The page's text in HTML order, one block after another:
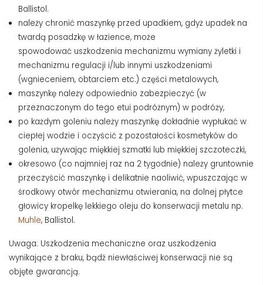
Ballistol.
należy chronić maszynkę przed upadkiem, gdyż upadek na
twardą posadzkę w łazience, może
spowodować uszkodzenia mechanizmu wymiany żyletki i
mechanizmu regulacji i/lub innymi uszkodzeniami
(wgnieceniem, obtarciem etc.) części metalowych,
maszynkę należy odpowiednio zabezpieczyć (w
przeznaczonym do tego etui podróżnym) w podróży,
po każdym goleniu należy maszynkę dokładnie wypłukać w
ciepłej wodzie i oczyścić z pozostałości kosmetyków do
golenia, używając miękkiej szmatki lub miękkiej szczoteczki,
okresowo (co najmniej raz na 2 tygodnie) należy gruntownie
przeczyścić maszynkę i delikatnie naoliwić, wpuszczając w
środkowy otwór mechanizmu otwierania, na dolnej płytce
głowicy kropelkę lekkiego oleju do konserwacji metalu np.
Muhle, Ballistol.
Uwaga: Uszkodzenia mechaniczne oraz uszkodzenia
wynikające z braku, bądź niewłaściwej konserwacji nie są
objęte gwarancją.